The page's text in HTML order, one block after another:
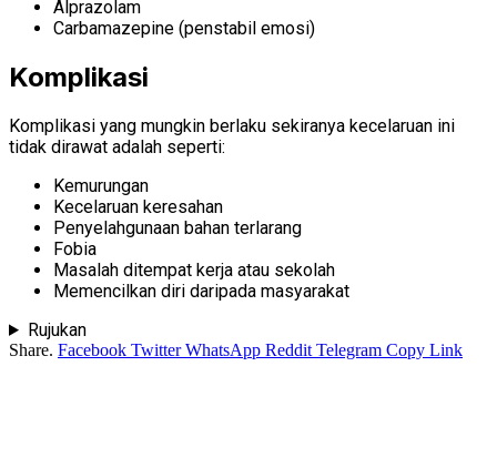
Alprazolam
Carbamazepine (penstabil emosi)
Komplikasi
Komplikasi yang mungkin berlaku sekiranya kecelaruan ini
tidak dirawat adalah seperti:
Kemurungan
Kecelaruan keresahan
Penyelahgunaan bahan terlarang
Fobia
Masalah ditempat kerja atau sekolah
Memencilkan diri daripada masyarakat
Rujukan
Share. Facebook Twitter WhatsApp Reddit Telegram Copy Link